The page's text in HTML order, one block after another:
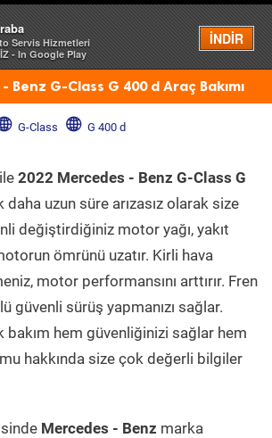
Servis Hizmetleri
- In Google Play
İNDİR
Menü
Benz G-Class G 400 d Araç Bakımı
G-Class G 400 d
2022 Mercedes - Benz G-Class G
daha uzun süre arızasız olarak size
değiştirdiğiniz motor yağı, yakıt
ömrünü uzatır. Kirli hava
motor performansını arttırır. Fren
güvenli sürüş yapmanızı sağlar.
bakım hem güvenliğinizi sağlar hem
hakkında size çok değerli bilgiler
Mercedes - Benz marka